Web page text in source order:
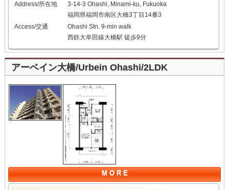
Address/所在地
3-14-3 Ohashi, Minami-ku, Fukuoka
福岡県福岡市南区大橋3丁目14番3
Access/交通
Ohashi Stn. 9-min walk
西鉄大牟田線大橋駅 徒歩9分
アーベイン大橋/Urbein Ohashi/2LDK
M O R E